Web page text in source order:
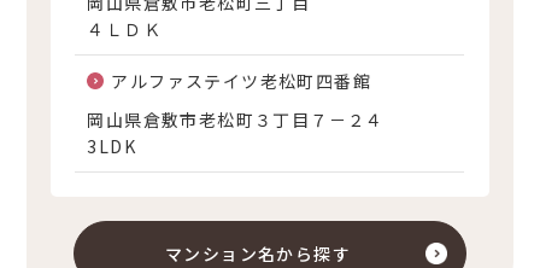
４ＬＤＫ
アルファステイツ老松町四番館
岡山県倉敷市老松町３丁目７－２４
3LDK
マンション名から探す